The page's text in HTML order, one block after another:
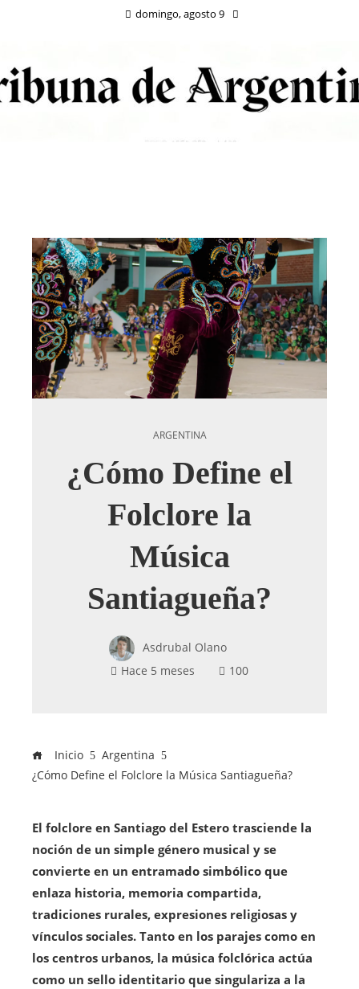
domingo, agosto 9
ARGENTINA
¿Cómo Define el
Folclore la
Música
Santiagueña?
Asdrubal Olano
Hace 5 meses
100
Inicio
Argentina
¿Cómo Define el Folclore la Música Santiagueña?
El folclore en Santiago del Estero trasciende la
noción de un simple género musical y se
convierte en un entramado simbólico que
enlaza historia, memoria compartida,
tradiciones rurales, expresiones religiosas y
vínculos sociales. Tanto en los parajes como en
los centros urbanos, la música folclórica actúa
como un sello identitario que singulariza a la